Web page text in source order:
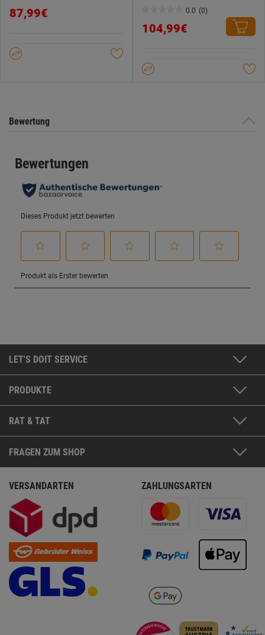
von
87,99€ 0.0 (0)
von
104,99€
Bewertung
LET'S DOIT SERVICE
PRODUKTE
RAT & TAT
FRAGEN ZUM SHOP
VERSANDARTEN ZAHLUNGSARTEN